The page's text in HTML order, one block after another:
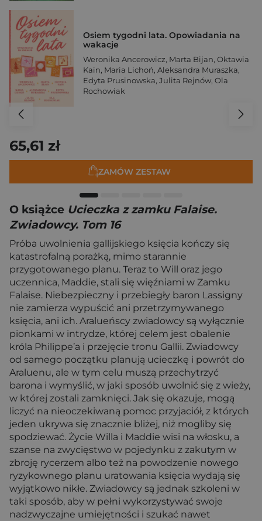
Osiem tygodni lata. Opowiadania na
wakacje
Weronika Ancerowicz, Marta Bijan, Oktawia
Kain, Maria Lichoń, Aleksandra Muraszka,
Edyta Prusinowska, Julita Rejnów, Ola
Rochowiak
65,61 zł
ZAMÓW ZESTAW
O książce Ucieczka z zamku Falaise.
Zwiadowcy. Tom 16
Próba uwolnienia gallijskiego księcia kończy się
katastrofalną porażką, mimo starannie
przygotowanego planu. Teraz to Will oraz jego
uczennica, Maddie, stali się więźniami w Zamku
Falaise. Niebezpieczny i przebiegły baron Lassigny
nie zamierza wypuścić ani przetrzymywanego
księcia, ani ich. Aralueńscy zwiadowcy są wyłącznie
pionkami w intrydze, której celem jest obalenie
króla Philippe’a i przejęcie tronu Gallii. Zwiadowcy
od samego początku planują ucieczkę i powrót do
Araluenu, ale w tym celu muszą przechytrzyć
barona i wymyślić, w jaki sposób uwolnić się z wieży,
w której zostali zamknięci. Jak się okazuje, mogą
liczyć na nieoczekiwaną pomoc przyjaciół, z których
jeden ukrywa się znacznie bliżej, niż mogliby się
spodziewać. Życie Willa i Maddie wisi na włosku, a
szanse na zwycięstwo w pojedynku z zakutym w
zbroję rycerzem albo też na powodzenie nowego
ryzykownego planu uratowania księcia wydają się
wyjątkowo nikłe. Zwiadowcy są jednak szkoleni w
taki sposób, aby w pełni wykorzystywać swoje
nadzwyczajne umiejętności i szukać nawet